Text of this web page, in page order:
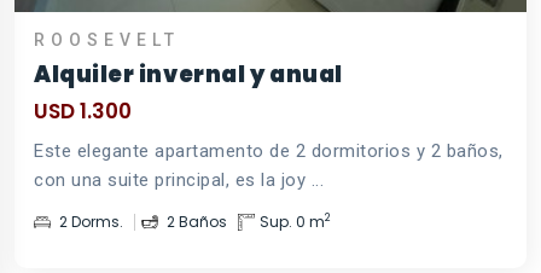
ROOSEVELT
Alquiler invernal y anual
USD 1.300
Este elegante apartamento de 2 dormitorios y 2 baños,
con una suite principal, es la joy ...
2 Dorms. 2 Baños Sup. 0 m2